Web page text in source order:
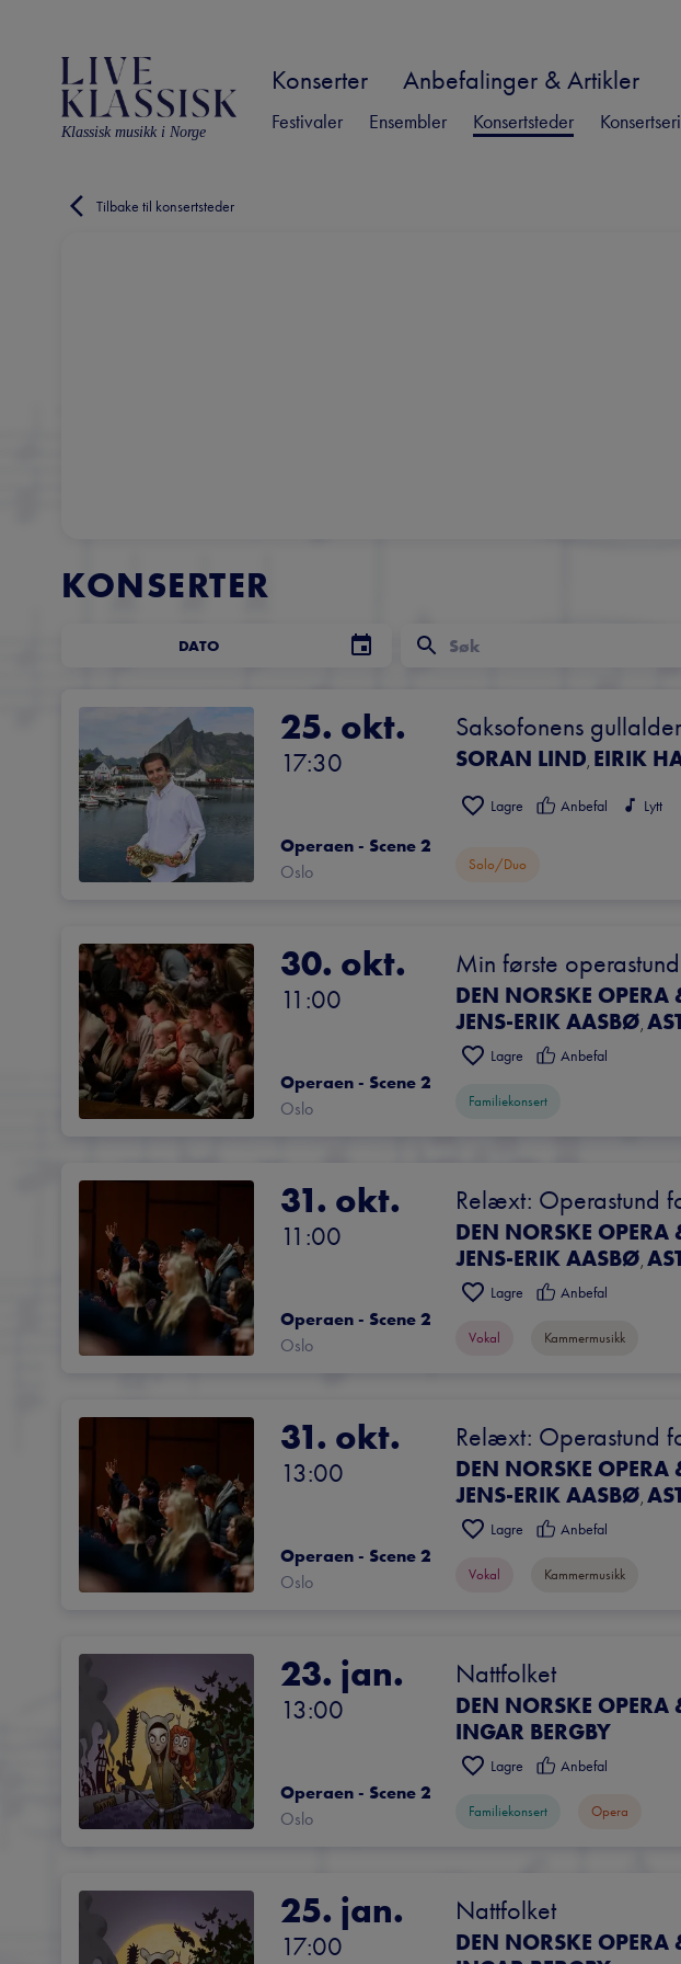
Klassisk musikk i Norge
Konserter Anbefalinger & Artikler
Festivaler Ensembler Konsertsteder
Tilbake til konsertsteder
KONSERTER
DATO
25. okt.
17:30
Operaen - Scene 2
Oslo
Saksofonens gullalder
SORAN LIND, EIRIK
Lagre Anbefal Lytt
Solo/duo
30. okt.
11:00
Operaen - Scene 2
Oslo
Min første operastund
DEN NORSKE OPERA
JENS-ERIK AASBØ,
Lagre Anbefal
Familiekonsert
31. okt.
11:00
Operaen - Scene 2
Oslo
Relæxt: Operastund
DEN NORSKE OPERA
JENS-ERIK AASBØ,
Lagre Anbefal
Vokal Kammermusikk
31. okt.
13:00
Operaen - Scene 2
Oslo
Relæxt: Operastund
DEN NORSKE OPERA
JENS-ERIK AASBØ,
Lagre Anbefal
Vokal Kammermusikk
23. jan.
13:00
Operaen - Scene 2
Oslo
Nattfolket
DEN NORSKE OPERA
INGAR BERGBY
Lagre Anbefal
Familiekonsert Opera
25. jan.
17:00
Nattfolket
DEN NORSKE OPERA